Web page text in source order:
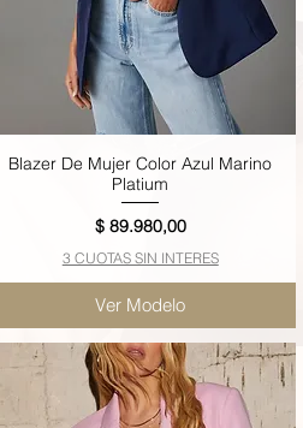
Vista rápida
Blazer De Mujer Color Azul Marino
Platium
Precio
$ 89.980,00
3 CUOTAS SIN INTERES
Ver Modelo